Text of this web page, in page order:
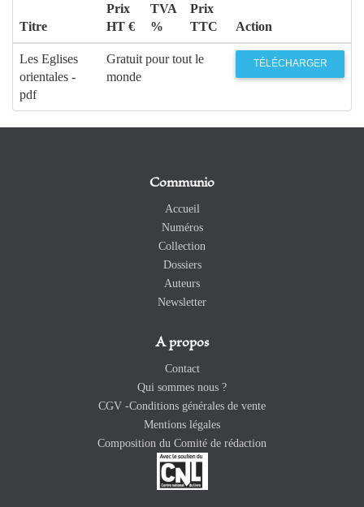
Titre
Prix
HT €
TVA
%
Prix
TTC
Action
Les Eglises
orientales -
pdf
Gratuit pour tout le
monde
TÉLÉCHARGER
Communio
Accueil
Numéros
Collection
Dossiers
Auteurs
Newsletter
A propos
Contact
Qui sommes nous ?
CGV -Conditions générales de vente
Mentions légales
Composition du Comité de rédaction